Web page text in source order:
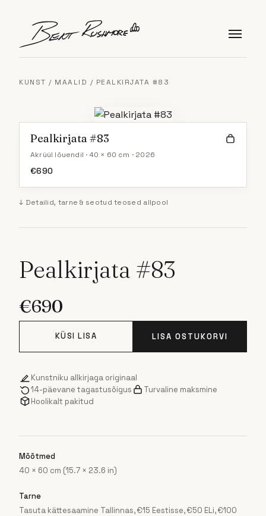
KUNST / MAALID / PEALKIRJATA #83
Pealkirjata #83
Akrüül lõuendil · 40 × 60 cm · 2026
€690
↓ Detailid, tarne & seotud teosed allpool
Pealkirjata #83
€690
KÜSI LISA LISA OSTUKORVI
Kunstniku allkirjaga originaal
14-päevane tagastusõigus
Turvaline maksmine
Hoolikalt pakitud
Mõõtmed
40 × 60 cm (15.7 × 23.6 in)
Tarne
Tasuta kättesaamine Tallinnas, €15 Eestisse, €50 ELi, €100